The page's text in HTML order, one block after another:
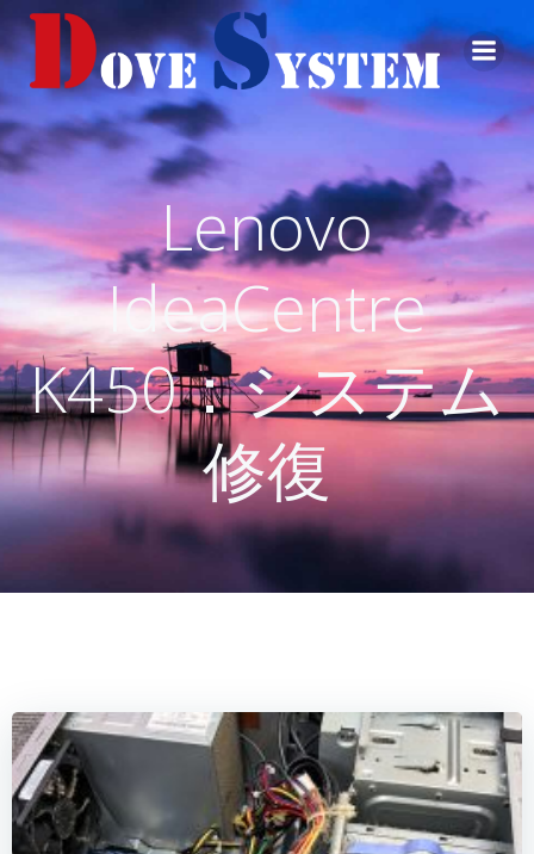
コ
ン
テ
キ
ッ
プ
Lenovo
IdeaCentre
K450：システム
修復